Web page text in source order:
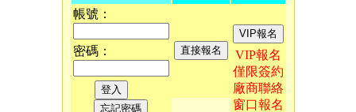
帳號：
密碼：
VIP報名
僅限簽約
廠商聯絡
窗口報名